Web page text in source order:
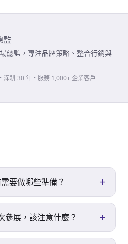
監
總監，專注品牌策略、整合行銷與
深耕 30 年・服務 1,000+ 企業客戶
要做哪些準備？ +
參展，該注意什麼？ +